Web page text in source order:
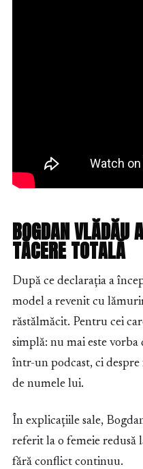
BOGDAN VLĂDĂU
TĂCERE TOTALĂ
După ce declarația a
model a revenit cu
răstălmăcit. Pentru cei
simplă: nu mai este vorba
într-un podcast, ci
de numele lui.
În explicațiile sale,
referit la o femeie redusă
fără conflict continuu.